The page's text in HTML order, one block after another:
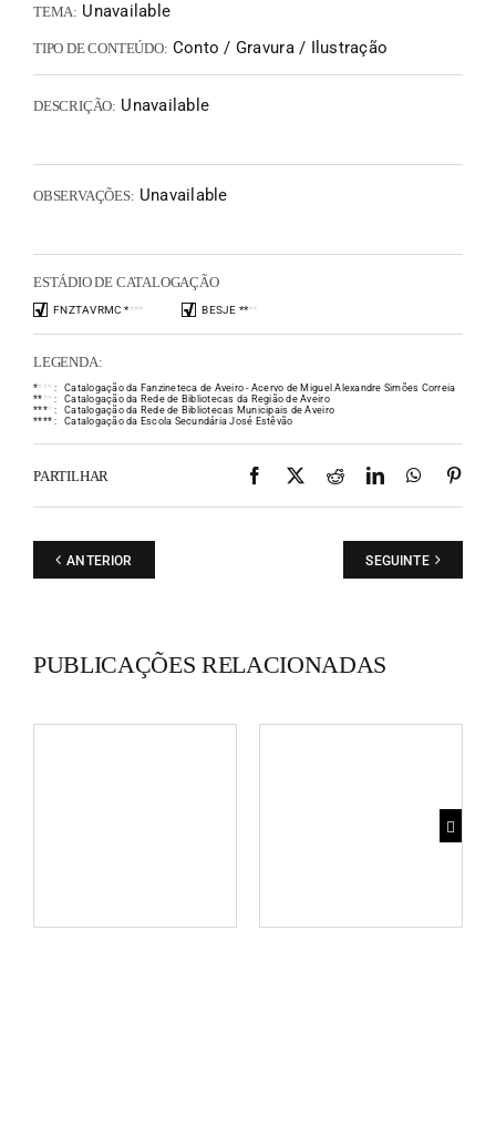
TEMA: Unavailable
TIPO DE CONTEÚDO: Conto / Gravura / Ilustração
DESCRIÇÃO: Unavailable
OBSERVAÇÕES: Unavailable
ESTÁDIO DE CATALOGAÇÃO
FNZTAVRMC **** BESJE ****
LEGENDA:
** * * :
Catalogação da Fanzineteca de Aveiro - Acervo de Miguel Alexandre Simões Correia
** * * :
Catalogação da Rede de Bibliotecas da Região de Aveiro
**** :
Catalogação da Rede de Bibliotecas Municipais de Aveiro
**** : Catalogação da Escola Secundária José Estêvão
PARTILHAR Facebook
X RedditLinkedIn
ANTERIOR SEGUINTE
PUBLICAÇÕES RELACIONADAS